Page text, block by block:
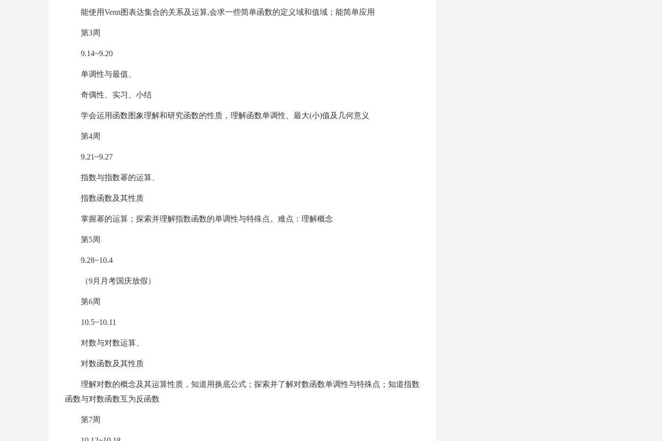
能使用Venn图表达集合的关系及运算,会求一些简单函数的定义域和值域；能简单应用
第3周
9.14~9.20
单调性与最值、
奇偶性、实习、小结
学会运用函数图象理解和研究函数的性质，理解函数单调性、最大(小)值及几何意义
第4周
9.21~9.27
指数与指数幂的运算、
指数函数及其性质
掌握幂的运算；探索并理解指数函数的单调性与特殊点。难点：理解概念
第5周
9.28~10.4
（9月月考国庆放假）
第6周
10.5~10.11
对数与对数运算、
对数函数及其性质
理解对数的概念及其运算性质，知道用换底公式；探索并了解对数函数单调性与特殊点；知道指数
函数与对数函数互为反函数
第7周